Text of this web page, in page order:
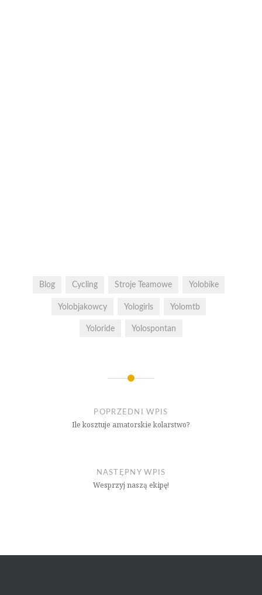
Blog Cycling Stroje Teamowe Yolobike
Yolobjakowcy Yologirls Yolomtb
Yoloride Yolospontan
POPRZEDNI WPIS
Ile kosztuje amatorskie kolarstwo?
NASTĘPNY WPIS
Wesprzyj naszą ekipę!